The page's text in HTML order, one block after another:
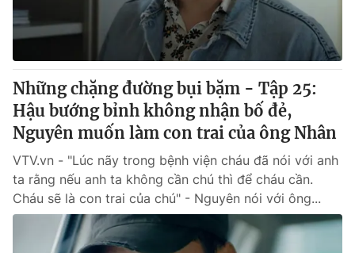
Những chặng đường bụi bặm - Tập 25:
Hậu bướng bỉnh không nhận bố đẻ,
Nguyên muốn làm con trai của ông Nhân
VTV.vn - "Lúc nãy trong bệnh viện cháu đã nói với anh
ta rằng nếu anh ta không cần chú thì để cháu cần.
Cháu sẽ là con trai của chú" - Nguyên nói với ông...